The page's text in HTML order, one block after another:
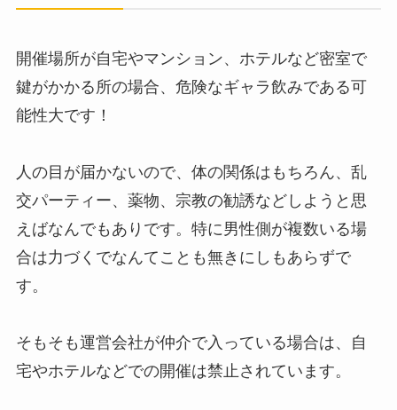
開催場所が自宅やマンション、ホテルなど密室で
鍵がかかる所の場合、危険なギャラ飲みである可
能性大です！
人の目が届かないので、体の関係はもちろん、乱
交パーティー、薬物、宗教の勧誘などしようと思
えばなんでもありです。特に男性側が複数いる場
合は力づくでなんてことも無きにしもあらずで
す。
そもそも運営会社が仲介で入っている場合は、自
宅やホテルなどでの開催は禁止されています。